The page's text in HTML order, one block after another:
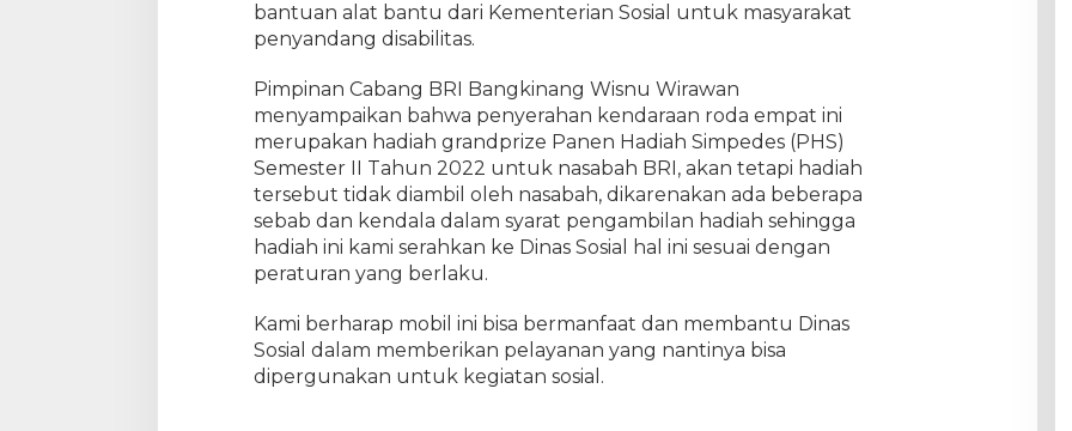
t
u
M
a
s
y
a
r
a
t
P
e
n
bantuan alat bantu dari Kementerian Sosial untuk masyarakat
penyandang disabilitas.
Pimpinan Cabang BRI Bangkinang Wisnu Wirawan
menyampaikan bahwa penyerahan kendaraan roda empat ini
merupakan hadiah grandprize Panen Hadiah Simpedes (PHS)
Semester II Tahun 2022 untuk nasabah BRI, akan tetapi hadiah
tersebut tidak diambil oleh nasabah, dikarenakan ada beberapa
sebab dan kendala dalam syarat pengambilan hadiah sehingga
hadiah ini kami serahkan ke Dinas Sosial hal ini sesuai dengan
peraturan yang berlaku.
Kami berharap mobil ini bisa bermanfaat dan membantu Dinas
Sosial dalam memberikan pelayanan yang nantinya bisa
dipergunakan untuk kegiatan sosial.